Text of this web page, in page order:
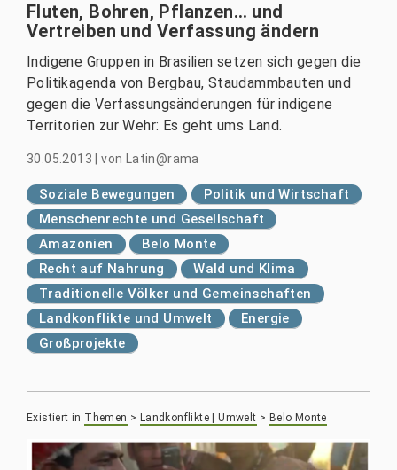
Fluten, Bohren, Pflanzen… und
Vertreiben und Verfassung ändern
Indigene Gruppen in Brasilien setzen sich gegen die
Politikagenda von Bergbau, Staudammbauten und
gegen die Verfassungsänderungen für indigene
Territorien zur Wehr: Es geht ums Land.
30.05.2013 |von Latin@rama
Soziale Bewegungen
Politik und Wirtschaft
Menschenrechte und Gesellschaft
Amazonien
Belo Monte
Recht auf Nahrung
Wald und Klima
Traditionelle Völker und Gemeinschaften
Landkonflikte und Umwelt
Energie
Großprojekte
Existiert in Themen > Landkonflikte | Umwelt > Belo Monte